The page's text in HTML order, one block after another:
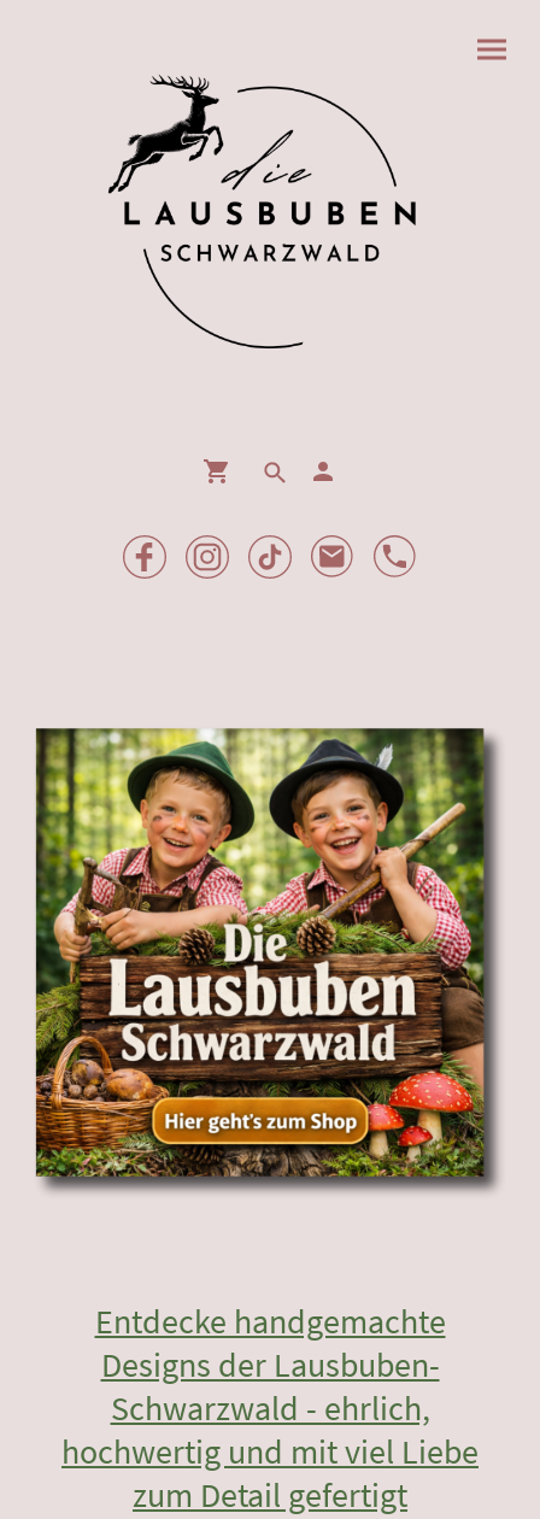
Entdecke handgemachte
Designs der Lausbuben-
Schwarzwald - ehrlich,
hochwertig und mit viel Liebe
zum Detail gefertigt